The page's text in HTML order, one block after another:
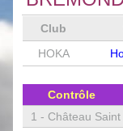
Club
HOKA
Contrôle
1 - Château